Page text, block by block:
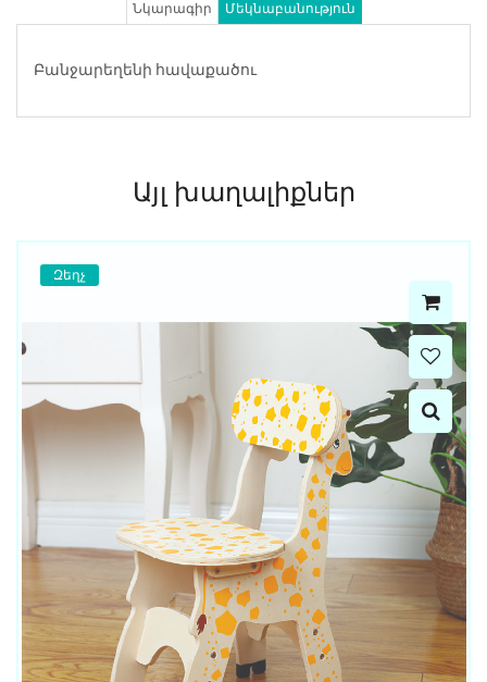
Նկարագիր Մեկնաբանություն
Բանջարեղենի հավաքածու
Այլ խաղալիքներ
Զեղչ